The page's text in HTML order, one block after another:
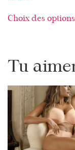
Choix des options
Tu